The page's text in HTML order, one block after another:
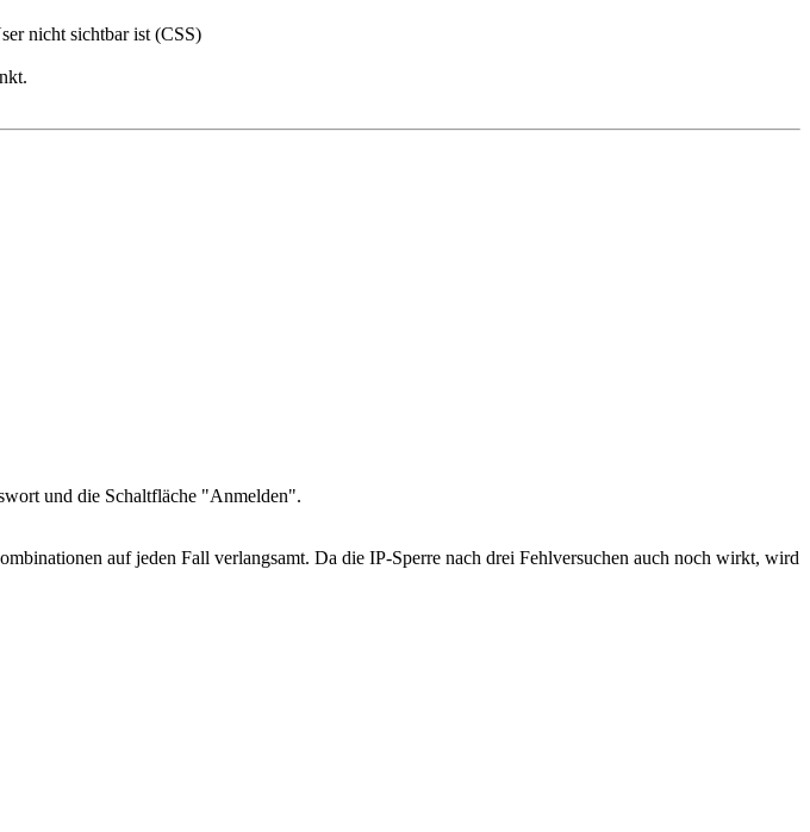
nicht sichtbar ist (CSS)
und die Schaltfläche "Anmelden".
auf jeden Fall verlangsamt. Da die IP-Sperre nach drei Fehlversuchen auch noch wirkt, wird